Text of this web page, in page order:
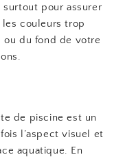
surtout pour assurer
les couleurs trop
ou du fond de votre
de piscine est un
l’aspect visuel et
aquatique. En